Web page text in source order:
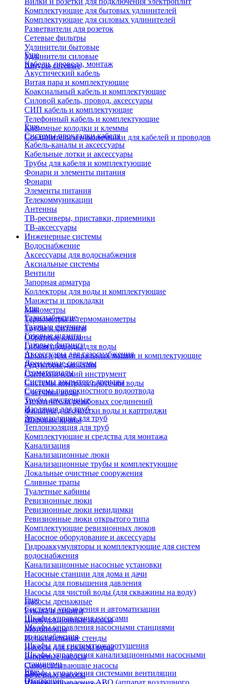
Комплектующие для бытовых удлинителей
Комплектующие для силовых удлинителей
Разветвители для розеток
Сетевые фильтры
Удлинители бытовые
Удлинители силовые
Шнуры сетевые
Еще
Кабели, провода, монтаж
Акустический кабель
Витая пара и комплектующие
Коаксиальный кабель и комплектующие
Силовой кабель, провод, аксессуары
СИП кабель и комплектующие
Телефонный кабель и комплектующие
Клеммные колодки и клеммы
Соединители и наконечники для кабелей и проводов
Еще
Системы прокладки кабеля
Кабель-каналы и аксессуары
Кабельные лотки и аксессуары
Трубы для кабеля и комплектующие
Фонари и элементы питания
Фонари
Элементы питания
Телекоммуникации
Антенны
ТВ-ресиверы, приставки, приемники
ТВ-аксессуары
Инженерные системы
Водоснабжение
Аксессуары для водоснабжения
Аксиальные системы
Вентили
Запорная арматура
Коллекторы для воды и комплектующие
Манжеты и прокладки
Манометры
Термометры и термоманометры
Трубы и фитинги
Обратные клапаны
Гибкая подводка для воды
Шланги для стиральных машин и комплектующие
Редукторы давления
Сантехнический инструмент
Системы контроля протечки воды
Счетчики воды
Уплотнители резьбовых соединений
Фильтры для очистки воды и картриджи
Шаровые краны
Еще
Газоснабжение
Газовые счетчики
Газовые шланги
Газовые фитинги
Аксессуары для газоснабжения
Дренажные системы
Геоматериалы
Системы закрытого дренажа
Система поверхностного водоотвода
Трубы двустенные
Изоляция для труб
Звукоизоляция для труб
Теплоизоляция для труб
Комплектующие и средства для монтажа
Канализация
Канализационные люки
Канализационные трубы и комплектующие
Локальные очистные сооружения
Сливные трапы
Туалетные кабины
Ревизионные люки
Ревизионные люки невидимки
Ревизионные люки открытого типа
Комплектующие ревизионных люков
Насосное оборудование и аксессуары
Гидроаккумуляторы и комплектующие для систем
водоснабжения
Канализационные насосные установки
Насосные станции для дома и дачи
Насосы для повышения давления
Насосы для чистой воды (для скважины на воду)
Насосы дренажные
Рукава и шланги
Циркуляционные насосы
Мотопомпы
Испытательные стенды
Насосы для грязной воды
Вихревые насосы
Самовсасывающие насосы
Бочечные насосы
Еще
Системы управления и автоматизации
Шкафы управления насосами
Шкафы управления насосными станциями
водоснабжения
Шкафы для систем пожаротушения
Шкафы управления канализационными насосными
станциями
Шкафы управления системами вентиляции
Шкафы управления АВО (аппарат воздушного
Еще
Отопление